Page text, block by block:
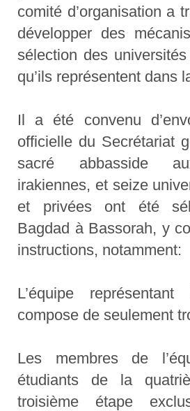
comité d’organisation a
développer des
sélection des
qu’ils représentent dans
Il a été convenu
officielle du Secrétariat
sacré abbasside
irakiennes, et seize
et privées ont été
Bagdad à Bassorah, y
instructions, notamment:
L’équipe représentant
compose de seulement
Les membres de
étudiants de la
troisième étape